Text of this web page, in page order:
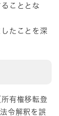
こととな
たことを深
有権移転登
令解釈を誤